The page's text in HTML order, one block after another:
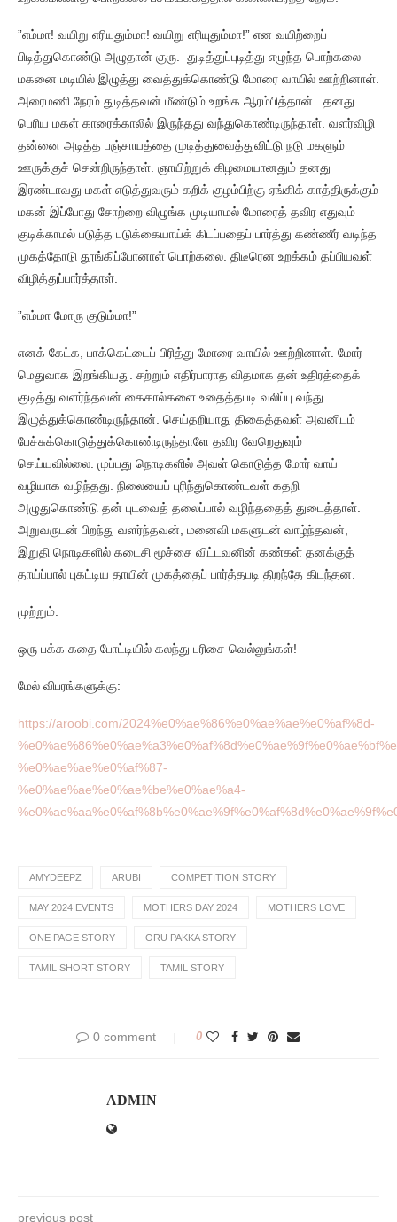
”எம்மா! வயிறு எரியுதும்மா! வயிறு எரியுதும்மா!” என வயிற்றைப்
பிடித்துகொண்டு அழுதான் குரு. துடித்துப்புடித்து எழுந்த பொற்கலை
மகனை மடியில் இழுத்து வைத்துக்கொண்டு மோரை வாயில் ஊற்றினாள்.
அரைமணி நேரம் துடித்தவன் மீண்டும் உறங்க ஆரம்பித்தான். தனது
பெரிய மகள் காரைக்காலில் இருந்தது வந்துகொண்டிருந்தாள். வளர்விழி
தன்னை அடித்த பஞ்சாயத்தை முடித்துவைத்துவிட்டு நடு மகளும்
ஊருக்குச் சென்றிருந்தாள். ஞாயிற்றுக் கிழமையானதும் தனது
இரண்டாவது மகள் எடுத்துவரும் கறிக் குழம்பிற்கு ஏங்கிக் காத்திருக்கும்
மகன் இப்போது சோற்றை விழுங்க முடியாமல் மோரைத் தவிர எதுவும்
குடிக்காமல் படுத்த படுக்கையாய்க் கிடப்பதைப் பார்த்து கண்ணீர் வடிந்த
முகத்தோடு தூங்கிப்போனாள் பொற்கலை. திடீரென உறக்கம் தப்பியவள்
விழித்துப்பார்த்தாள்.
”எம்மா மோரு குடும்மா!”
எனக் கேட்க, பாக்கெட்டைப் பிரித்து மோரை வாயில் ஊற்றினாள். மோர்
மெதுவாக இறங்கியது. சற்றும் எதிர்பாராத விதமாக தன் உதிரத்தைக்
குடித்து வளர்ந்தவன் கைகால்களை உதைத்தபடி வலிப்பு வந்து
இழுத்துக்கொண்டிருந்தான். செய்தறியாது திகைத்தவள் அவனிடம்
பேச்சுக்கொடுத்துக்கொண்டிருந்தாளே தவிர வேறெதுவும்
செய்யவில்லை. முப்பது நொடிகளில் அவள் கொடுத்த மோர் வாய்
வழியாக வழிந்தது. நிலையைப் புரிந்துகொண்டவள் கதறி
அழுதுகொண்டு தன் புடவைத் தலைப்பால் வழிந்ததைத் துடைத்தாள்.
அறுவருடன் பிறந்து வளர்ந்தவன், மனைவி மகளுடன் வாழ்ந்தவன்,
இறுதி நொடிகளில் கடைசி மூச்சை விட்டவனின் கண்கள் தனக்குத்
தாய்ப்பால் புகட்டிய தாயின் முகத்தைப் பார்த்தபடி திறந்தே கிடந்தன.
முற்றும்.
ஒரு பக்க கதை போட்டியில் கலந்து பரிசை வெல்லுங்கள்!
மேல் விபரங்களுக்கு:
https://aroobi.com/2024%e0%ae%86%e0%ae%ae%e0%af%8d-
%e0%ae%ae%e0%af%87-
%e0%ae%ae%e0%ae%be%e0%ae%a4-
AMYDEEPZ ARUBI COMPETITION STORY
MAY 2024 EVENTS MOTHERS DAY 2024 MOTHERS LOVE
ONE PAGE STORY ORU PAKKA STORY
TAMIL SHORT STORY TAMIL STORY
0 comment 0
ADMIN
previous post